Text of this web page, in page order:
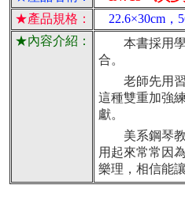
★產品規格：
22.6×30cm，
★內容介紹：
本書採用學
合。
老師先用習
這種雙重加強
獻。
美系鋼琴教
用起來常常因
樂理，相信能